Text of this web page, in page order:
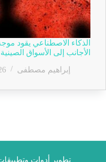
الذكاء الاصطناعي يقود
الأجانب إلى الأسواق الصينية
إبراهيم مصطفى
26
تطوير أدوات